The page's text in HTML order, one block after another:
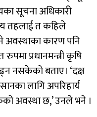
सूचना अधिकारी
तहलाई त कहिले
अवस्थाका कारण पनि
प्रधानमन्त्री कृषि
नसकेको बताए। ‘दक्ष
लागि अपरिहार्य
अवस्था छ,’ उनले भने ।